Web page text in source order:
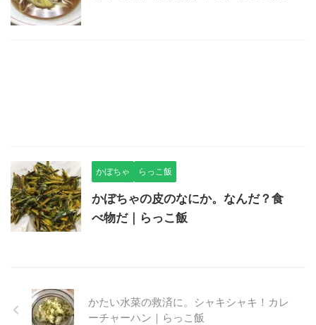
かぼちゃ らっこ飯
かぼちゃの皮のなにか。なんだ？食
べ物だ｜らっこ飯
かたい水菜の救済に。シャキシャキ！カレ
ーチャーハン｜らっこ飯